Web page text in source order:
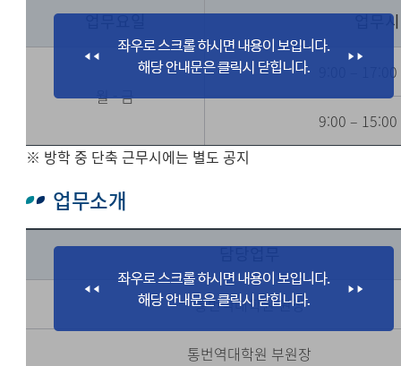
업무요일 업무
월 - 금
9:00 –
9:00 – 15:00
※ 방학 중 단축 근무시에는 별도 공지
업무소개
담당업무
통번역대학원 원장
통번역대학원 부원장